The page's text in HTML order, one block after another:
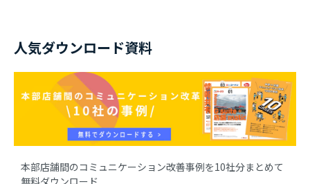
人気ダウンロード資料
本部店舗間のコミュニケーション改善事例を10社分まとめて
無料ダウンロード